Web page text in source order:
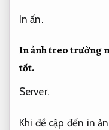
In ấn.
In ảnh treo trường
tốt.
Server.
Khi đề cập đến in